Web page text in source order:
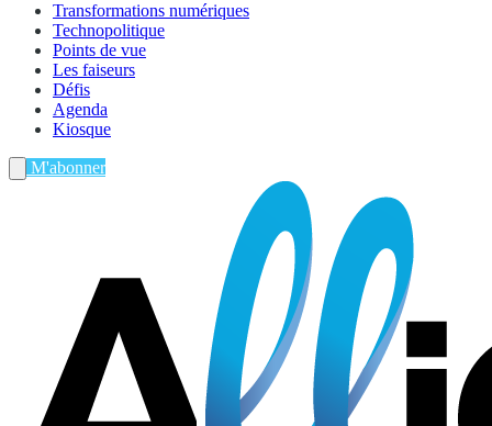
Transformations numériques
Technopolitique
Points de vue
Les faiseurs
Défis
Agenda
Kiosque
M'abonner